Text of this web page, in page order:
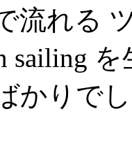
流れる
sailing
かりで